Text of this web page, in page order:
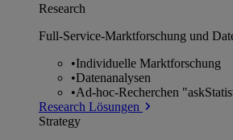
Research
Full-Service-Marktforschung und
•Individuelle Marktforschung
•Datenanalysen
•Ad-hoc-Recherchen
Research Lösungen
Strategy